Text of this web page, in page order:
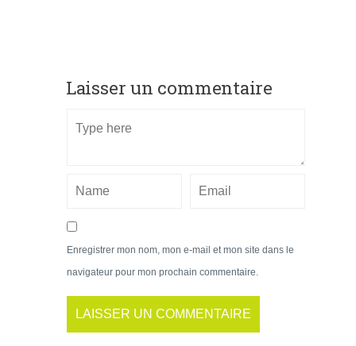
Laisser un commentaire
Enregistrer mon nom, mon e-mail et mon site dans le
navigateur pour mon prochain commentaire.